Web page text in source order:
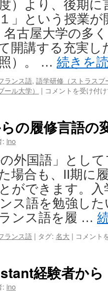
）より、後期に
」という授業
名古屋大学の多
開講する充実し
）。 … 続きを
ランス語, 語学研修（ストラスブ
ル大学） | コメントを受け付
の履修言語の
: ino
外国語」とし
場合も、II期に
ができます。
ス語を勉強し
ンス語を履 …
ランス語 | タグ: 名大 | コメント
経験者から
: ino